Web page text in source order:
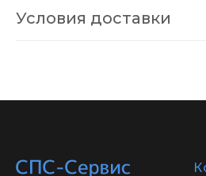
Условия доставки